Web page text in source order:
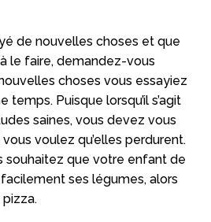
de nouvelles choses et que
à le faire, demandez-vous
choses vous essayiez
temps. Puisque lorsqu’il s’agit
saines, vous devez vous
voulez qu’elles perdurent.
souhaitez que votre enfant de
ses légumes, alors